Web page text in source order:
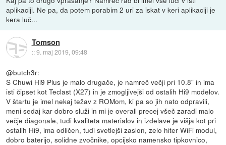
aplikaciji. Ne pa, da potem porabim 2 uri za iskat v keri aplikaciji je
kera luč...
Tomson
::9. maj 2019, 09:48
@butch3r:
S Chuwi Hi9 Plus je malo drugače, je namreč večji pri 10.8" in ima
isti čipset kot Teclast (X27) in je zmogljivejši od ostalih Hi9 modelov.
V štartu je imel nekaj težav z ROMom, ki pa so jih nato odpravili,
meni sedaj kar dobro služi in mi je overall precej všeč zaradi malo
večje diagonale, tudi kvaliteta materialov in izdelave je višja kot pri
ostalih Hi9, ima odličen, tudi svetlejši zaslon, zelo hiter WiFi modul,
dobro baterijo, solidne zvočnike, opcijsko namensko tipkovnico,